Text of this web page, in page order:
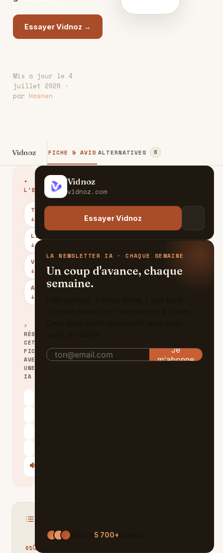
Essayer Vidnoz →
Mis à jour le 4
juillet 2026 ·
par Hasnen
Vidnoz FICHE & AVIS ALTERNATIVES 8
✦
L'ESSENTIEL
TARIFS
↓
LIMITES
↓
VERDICT
↓
ALTERNATIVES
↓
⚡
RÉSUMER
CETTE
FICHE
AVEC
UNE
IA
ChatGPT
Claude
Perplexity
Le Chat
🔊
Écouter
Qu'est-
V Vidnoz
vidnoz.com
Essayer Vidnoz
LA NEWSLETTER IA · CHAQUE SEMAINE
Un coup d'avance, chaque
semaine.
5 700+